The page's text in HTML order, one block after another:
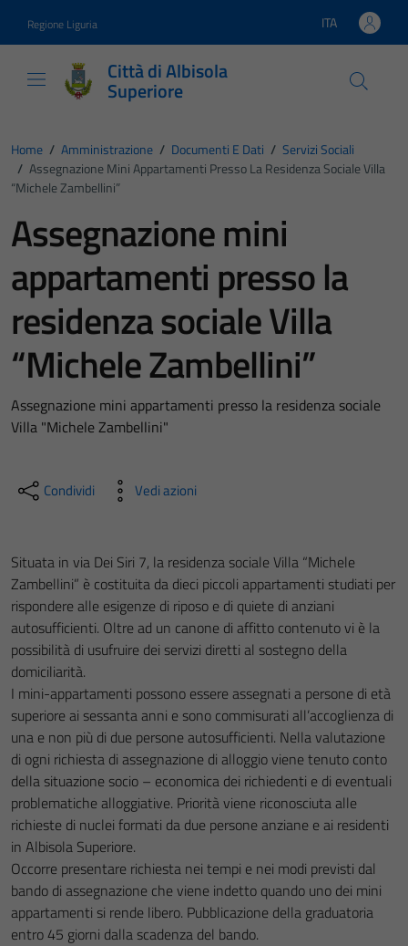
Regione Liguria Lingua attiva:
ITA
Città di Albisola
Superiore
Home / Amministrazione / Documenti E Dati / Servizi Sociali
/ Assegnazione Mini Appartamenti Presso La Residenza Sociale Villa
“Michele Zambellini”
Assegnazione mini
appartamenti presso la
residenza sociale Villa
“Michele Zambellini”
Assegnazione mini appartamenti presso la residenza sociale
Villa "Michele Zambellini"
Condividi Vedi azioni
Situata in via Dei Siri 7, la residenza sociale Villa “Michele
Zambellini” è costituita da dieci piccoli appartamenti studiati per
rispondere alle esigenze di riposo e di quiete di anziani
autosufficienti. Oltre ad un canone di affitto contenuto vi è la
possibilità di usufruire dei servizi diretti al sostegno della
domiciliarità.
I mini-appartamenti possono essere assegnati a persone di età
superiore ai sessanta anni e sono commisurati all’accoglienza di
una e non più di due persone autosufficienti. Nella valutazione
di ogni richiesta di assegnazione di alloggio viene tenuto conto
della situazione socio – economica dei richiedenti e di eventuali
problematiche alloggiative. Priorità viene riconosciuta alle
richieste di nuclei formati da due persone anziane e ai residenti
in Albisola Superiore.
Occorre presentare richiesta nei tempi e nei modi previsti dal
bando di assegnazione che viene indetto quando uno dei mini
appartamenti si rende libero. Pubblicazione della graduatoria
entro 45 giorni dalla scadenza del bando.